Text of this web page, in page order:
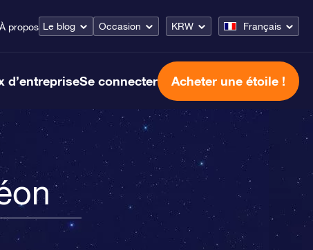
À propos Le blog Occasion KRW Français
d’entrepriseSe connecter Acheter une étoile !